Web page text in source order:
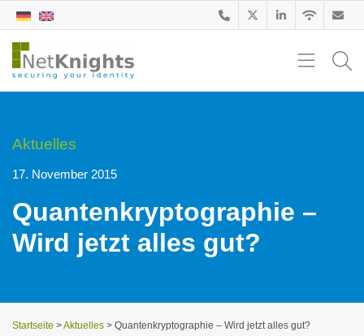
Aktuelles
17. November 2015
Quantenkryptographie –
Wird jetzt alles gut?
Startseite >Aktuelles > Quantenkryptographie – Wird jetzt alles gut?